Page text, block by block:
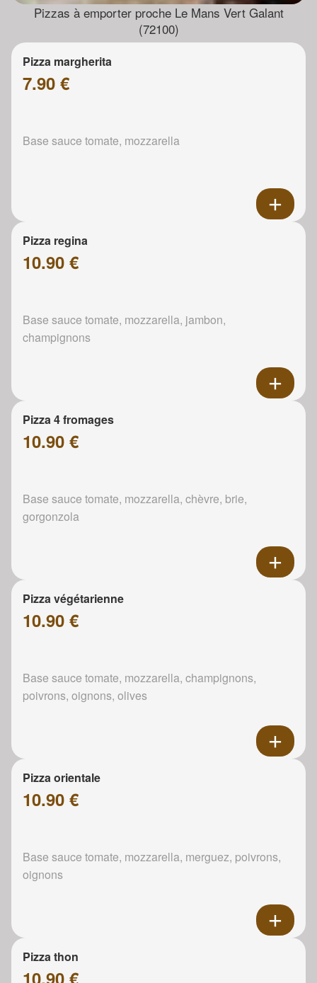
Pizzas à emporter proche Le Mans Vert Galant
(72100)
Pizza margherita
7.90 €
Base sauce tomate, mozzarella
Pizza regina
10.90 €
Base sauce tomate, mozzarella, jambon,
champignons
Pizza 4 fromages
10.90 €
Base sauce tomate, mozzarella, chèvre, brie,
gorgonzola
Pizza végétarienne
10.90 €
Base sauce tomate, mozzarella, champignons,
poivrons, oignons, olives
Pizza orientale
10.90 €
Base sauce tomate, mozzarella, merguez, poivrons,
oignons
Pizza thon
10.90 €